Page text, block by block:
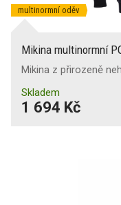
multinormní oděv
Mikina multinormní
Mikina z přirozeně
Skladem
1 694 Kč